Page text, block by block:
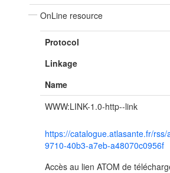
OnLine resource
Protocol
Linkage
Name
WWW:LINK-1.0-http--link
https://catalogue.atlasante.fr/
9710-40b3-a7eb-a48070c0956f
Accès au lien ATOM de